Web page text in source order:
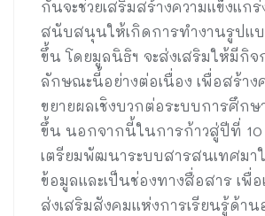
กันจะช่วยเสริมสร้างความแข็งแกร่
สนับสนุนให้เกิดการทำงานรูปแบ
ขึ้น โดยมูลนิธิฯ จะส่งเสริมให้มีกิจ
ลักษณะนี้อย่างต่อเนื่อง เพื่อสร้าง
ขยายผลเชิงบวกต่อระบบการศึกษ
ขึ้น นอกจากนี้ในการก้าวสู่ปีที่ 10
เตรียมพัฒนาระบบสารสนเทศมา
ข้อมูลและเป็นช่องทางสื่อสาร เพื่
ส่งเสริมสังคมแห่งการเรียนรู้ด้า